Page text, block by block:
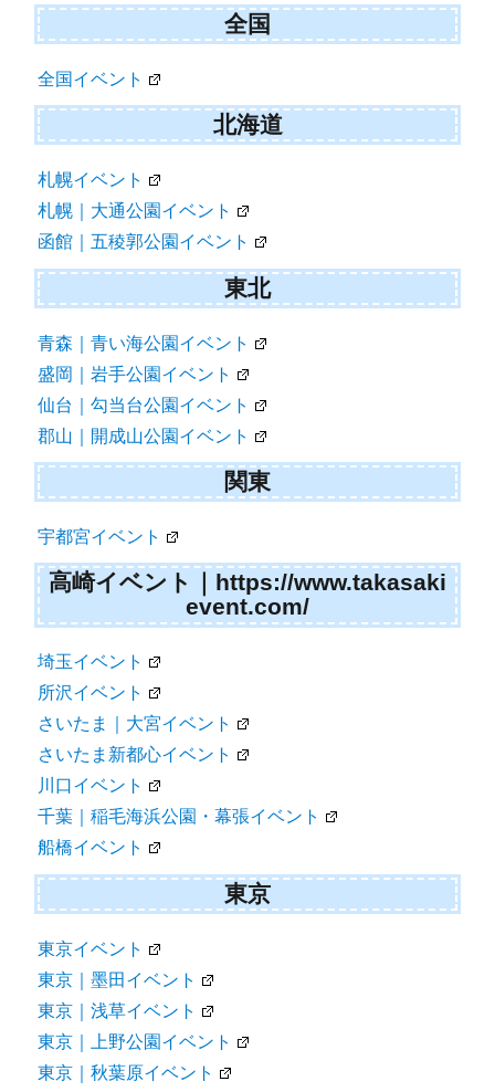
全国
全国イベント
北海道
札幌イベント
札幌｜大通公園イベント
函館｜五稜郭公園イベント
東北
青森｜青い海公園イベント
盛岡｜岩手公園イベント
仙台｜勾当台公園イベント
郡山｜開成山公園イベント
関東
宇都宮イベント
高崎イベント｜https://www.takasaki
event.com/
埼玉イベント
所沢イベント
さいたま｜大宮イベント
さいたま新都心イベント
川口イベント
千葉｜稲毛海浜公園・幕張イベント
船橋イベント
東京
東京イベント
東京｜墨田イベント
東京｜浅草イベント
東京｜上野公園イベント
東京｜秋葉原イベント